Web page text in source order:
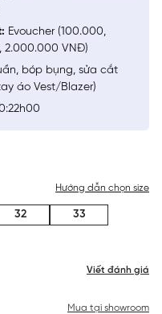
Viết đánh giá
Hướng dẫn chọn size
32
33
Mua tại showroom
Evoucher (100.000,
2.000.000 VNĐ)
bóp bụng, sửa cắt
áo Vest/Blazer)